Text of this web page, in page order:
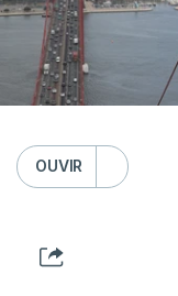
OUVIR